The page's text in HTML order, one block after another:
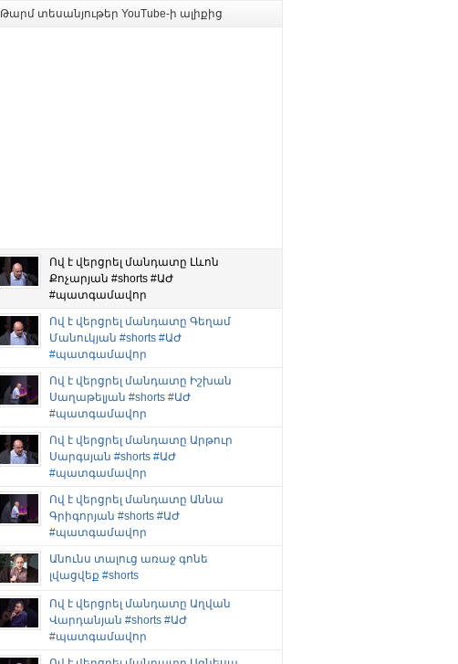
Թարմ տեսանյութեր YouTube-ի ալիքից
Ով է վերցրել մանդատը Լևոն
Քոչարյան #shorts #ԱԺ
#պատգամավոր
Ով է վերցրել մանդատը Գեղամ
Մանուկյան #shorts #ԱԺ
#պատգամավոր
Ով է վերցրել մանդատը Իշխան
Սաղաթելյան #shorts #ԱԺ
#պատգամավոր
Ով է վերցրել մանդատը Արթուր
Սարգսյան #shorts #ԱԺ
#պատգամավոր
Ով է վերցրել մանդատը Աննա
Գրիգորյան #shorts #ԱԺ
#պատգամավոր
Անունս տալուց առաջ գոնե
լվացվեք #shorts
Ով է վերցրել մանդատը Աղվան
Վարդանյան #shorts #ԱԺ
#պատգամավոր